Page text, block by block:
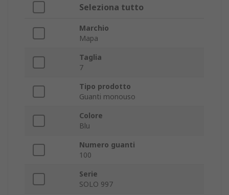
Seleziona tutto
Marchio
Mapa
Taglia
7
Tipo prodotto
Guanti monouso
Colore
Blu
Numero guanti
100
Serie
SOLO 997